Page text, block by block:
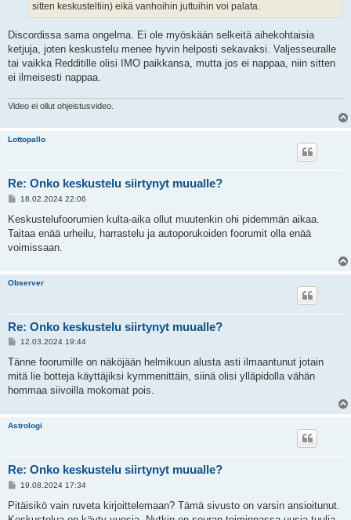
sitten keskusteltiin) eikä vanhoihin juttuihin voi palata.
Discordissa sama ongelma. Ei ole myöskään selkeitä aihekohtaisia
ketjuja, joten keskustelu menee hyvin helposti sekavaksi. Valjesseuralle
tai vaikka Redditille olisi IMO paikkansa, mutta jos ei nappaa, niin sitten
ei ilmeisesti nappaa.
Video ei ollut ohjeistusvideo.
Lottopallo
Re: Onko keskustelu siirtynyt muualle?
V
e
t
i
18.02.2024 22:06
Keskustelufoorumien kulta-aika ollut muutenkin ohi pidemmän aikaa.
Taitaa enää urheilu, harrastelu ja autoporukoiden foorumit olla enää
voimissaan.
Observer
Re: Onko keskustelu siirtynyt muualle?
V
e
t
i
12.03.2024 19:44
Tänne foorumille on näköjään helmikuun alusta asti ilmaantunut jotain
mitä lie botteja käyttäjiksi kymmenittäin, siinä olisi ylläpidolla vähän
hommaa siivoilla mokomat pois.
Astrologi
Re: Onko keskustelu siirtynyt muualle?
V
e
19.08.2024 17:34
Pitäisikö vain ruveta kirjoittelemaan? Tämä sivusto on varsin ansioitunut.